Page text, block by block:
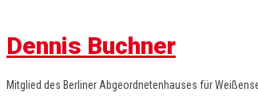
Dennis Buchner
Mitglied des Berliner Abgeordnetenhauses für